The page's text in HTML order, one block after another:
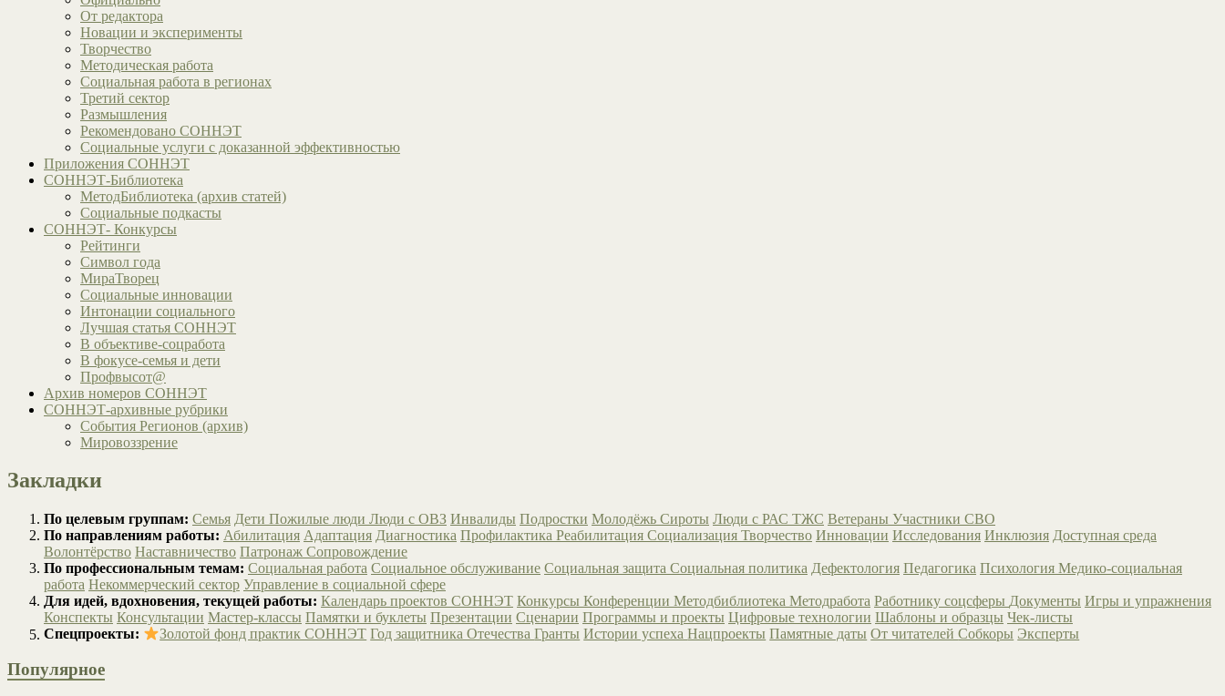
От редактора
Новации и эксперименты
Творчество
Методическая работа
Социальная работа в регионах
Третий сектор
Размышления
Рекомендовано СОННЭТ
Социальные услуги с доказанной эффективностью
Приложения СОННЭТ
СОННЭТ-Библиотека
МетодБиблиотека (архив статей)
Социальные подкасты
СОННЭТ- Конкурсы
Рейтинги
Символ года
МираТворец
Социальные инновации
Интонации социального
Лучшая статья СОННЭТ
В объективе-соцработа
В фокусе-семья и дети
Профвысот@
Архив номеров СОННЭТ
СОННЭТ-архивные рубрики
События Регионов (архив)
Мировоззрение
Закладки
По целевым группам: Семья Дети Пожилые люди Люди с ОВЗ Инвалиды Подростки Молодёжь Сироты Люди с РАС ТЖС Ветераны Участники СВО
По направлениям работы: Абилитация Адаптация Диагностика Профилактика Реабилитация Социализация Творчество Инновации Исследования Инклюзия Доступная среда
Волонтёрство Наставничество Патронаж Сопровождение
По профессиональным темам: Социальная работа Социальное обслуживание Социальная защита Социальная политика Дефектология Педагогика Психология Медико-социальная
работа Некоммерческий сектор Управление в социальной сфере
Для идей, вдохновения, текущей работы: Календарь проектов СОННЭТ Конкурсы Конференции Методбиблиотека Методработа Работнику соцсферы Документы Игры и упражнения
Конспекты Консультации Мастер-классы Памятки и буклеты Презентации Сценарии Программы и проекты Цифровые технологии Шаблоны и образцы Чек-листы
Спецпроекты:
Золотой фонд практик СОННЭТ Год защитника ОтечестваГранты Истории успехаНацпроекты Памятные даты От читателейСобкоры Эксперты
Популярное